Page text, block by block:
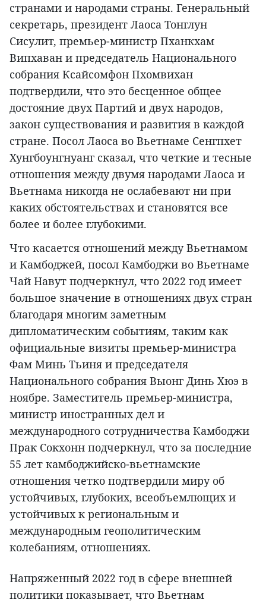
странами и народами страны. Генеральный
секретарь, президент Лаоса Тонглун
Сисулит, премьер-министр Пханкхам
Випхаван и председатель Национального
собрания Ксайсомфон Пхомвихан
подтвердили, что это бесценное общее
достояние двух Партий и двух народов,
закон существования и развития в каждой
стране. Посол Лаоса во Вьетнаме Сенгпхет
Хунгбоунгнуанг сказал, что четкие и тесные
отношения между двумя народами Лаоса и
Вьетнама никогда не ослабевают ни при
каких обстоятельствах и становятся все
более и более глубокими.
Что касается отношений между Вьетнамом
и Камбоджей, посол Камбоджи во Вьетнаме
Чай Навут подчеркнул, что 2022 год имеет
большое значение в отношениях двух стран
благодаря многим заметным
дипломатическим событиям, таким как
официальные визиты премьер-министра
Фам Минь Тьиня и председателя
Национального собрания Выонг Динь Хюэ в
ноябре. Заместитель премьер-министра,
министр иностранных дел и
международного сотрудничества Камбоджи
Прак Сокхонн подчеркнул, что за последние
55 лет камбоджийско-вьетнамские
отношения четко подтвердили миру об
устойчивых, глубоких, всеобъемлющих и
устойчивых к региональным и
международным геополитическим
колебаниям, отношениях.
Напряженный 2022 год в сфере внешней
политики показывает, что Вьетнам